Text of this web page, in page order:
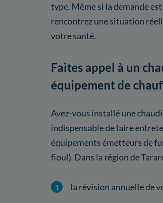
type. Même si la demande
rencontrez une situation
votre santé.
Faites appel à un
équipement de
Avez-vous installé une
indispensable de faire
équipements émetteurs de
fioul). Dans la région de
la révision annuelle de